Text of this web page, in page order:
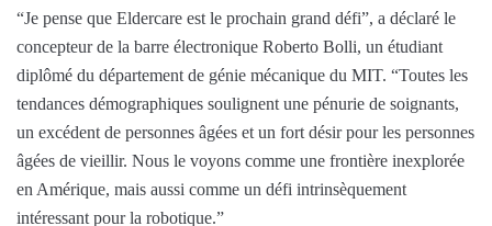
“Je pense que Eldercare est le prochain grand défi”, a déclaré le
concepteur de la barre électronique Roberto Bolli, un étudiant
diplômé du département de génie mécanique du MIT. “Toutes les
tendances démographiques soulignent une pénurie de soignants,
un excédent de personnes âgées et un fort désir pour les personnes
âgées de vieillir. Nous le voyons comme une frontière inexplorée
en Amérique, mais aussi comme un défi intrinsèquement
intéressant pour la robotique.”